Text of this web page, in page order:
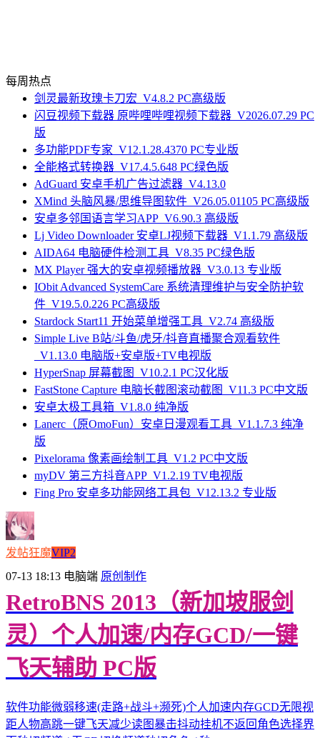
每周热点
剑灵最新玫瑰卡刀宏_V4.8.2 PC高级版
闪豆视频下载器 原哔哩哔哩视频下载器_V2026.07.29 PC
版
多功能PDF专家_V12.1.28.4370 PC专业版
全能格式转换器_V17.4.5.648 PC绿色版
AdGuard 安卓手机广告过滤器_V4.13.0
XMind 头脑风暴/思维导图软件_V26.05.01105 PC高级版
安卓多邻国语言学习APP_V6.90.3 高级版
Lj Video Downloader 安卓LJ视频下载器_V1.1.79 高级版
AIDA64 电脑硬件检测工具_V8.35 PC绿色版
MX Player 强大的安卓视频播放器_V3.0.13 专业版
IObit Advanced SystemCare 系统清理维护与安全防护软
件_V19.5.0.226 PC高级版
Stardock Start11 开始菜单增强工具_V2.74 高级版
Simple Live B站/斗鱼/虎牙/抖音直播聚合观看软件
_V1.13.0 电脑版+安卓版+TV电视版
HyperSnap 屏幕截图_V10.2.1 PC汉化版
FastStone Capture 电脑长截图滚动截图_V11.3 PC中文版
安卓太极工具箱_V1.8.0 纯净版
Lanerc（原OmoFun）安卓日漫观看工具_V1.1.7.3 纯净
版
Pixelorama 像素画绘制工具_V1.2 PC中文版
myDV 第三方抖音APP_V1.2.19 TV电视版
Fing Pro 安卓多功能网络工具包_V12.13.2 专业版
发帖狂魔VIP2
07-13 18:13 电脑端 原创制作
RetroBNS 2013（新加坡服剑
灵）个人加速/内存GCD/一键
飞天辅助 PC版
软件功能微弱移速(走路+战斗+濒死)个人加速内存GCD无限视
距人物高跳一键飞天减少读图暴击抖动挂机不返回角色选择界